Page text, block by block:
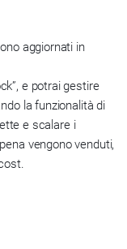
aggiornati in
e potrai gestire
la funzionalità di
e scalare i
vengono venduti,